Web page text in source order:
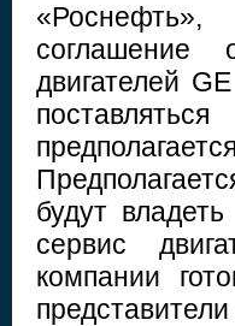
соглашение
двигателей
будут
сервис
компании
представители